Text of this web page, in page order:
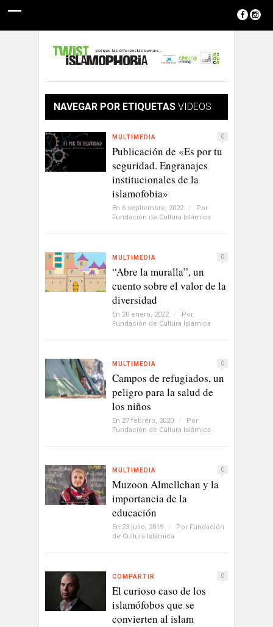
NAVEGAR POR ETIQUETAS VIDEOS
MULTIMEDIA 0
Publicación de «Es por tu
seguridad. Engranajes
institucionales de la
islamofobia»
En 6 septiembre, 2022 /
Por
Fundación de Cultura Islámica
MULTIMEDIA 0
“Abre la muralla”, un
cuento sobre el valor de la
diversidad
En 20 enero, 2022 /
Por
Fundación de Cultura Islámica
MULTIMEDIA 0
Campos de refugiados, un
peligro para la salud de
los niños
En 27 febrero, 2020 /
Por
Fundación de Cultura Islámica
MULTIMEDIA 0
Muzoon Almellehan y la
importancia de la
educación
En 23 julio, 2019 / Por Fundación
de Cultura Islámica
COMPARTIR 0
El curioso caso de los
islamófobos que se
convierten al islam